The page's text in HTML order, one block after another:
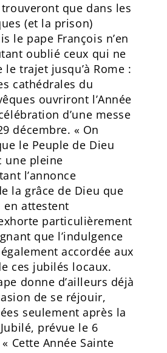
que dans les
(et la prison)
le pape François n’en
oublié ceux qui ne
trajet jusqu’à Rome :
cathédrales du
ouvriront l’Année
d’une messe
décembre. « On
le Peuple de Dieu
une pleine
l’annonce
la grâce de Dieu que
en attestent
particulièrement
que l’indulgence
accordée aux
ces jubilés locaux.
donne d’ailleurs déjà
de se réjouir,
seulement après la
prévue le 6
Cette Année Sainte